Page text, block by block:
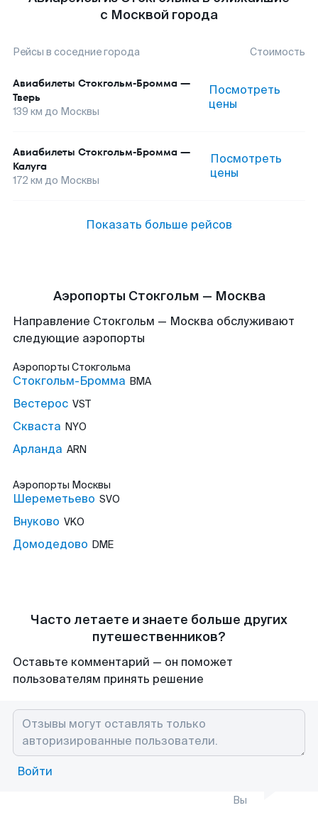
с Москвой города
Рейсы в соседние города Стоимость
Авиабилеты Стокгольм-Бромма —
Тверь
139 км до Москвы
Посмотреть
цены
Авиабилеты Стокгольм-Бромма —
Калуга
172 км до Москвы
Посмотреть
цены
Показать больше рейсов
Аэропорты Стокгольм — Москва
Направление Стокгольм — Москва обслуживают
следующие аэропорты
Аэропорты Стокгольма
Стокгольм-Бромма BMA
Вестерос VST
Скваста NYO
Арланда ARN
Аэропорты Москвы
Шереметьево SVO
Внуково VKO
Домодедово DME
Часто летаете и знаете больше других
путешественников?
Оставьте комментарий — он поможет
пользователям принять решение
Войти
Вы